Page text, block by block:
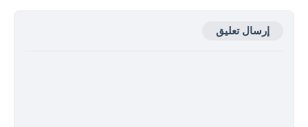
إرسال تعليق